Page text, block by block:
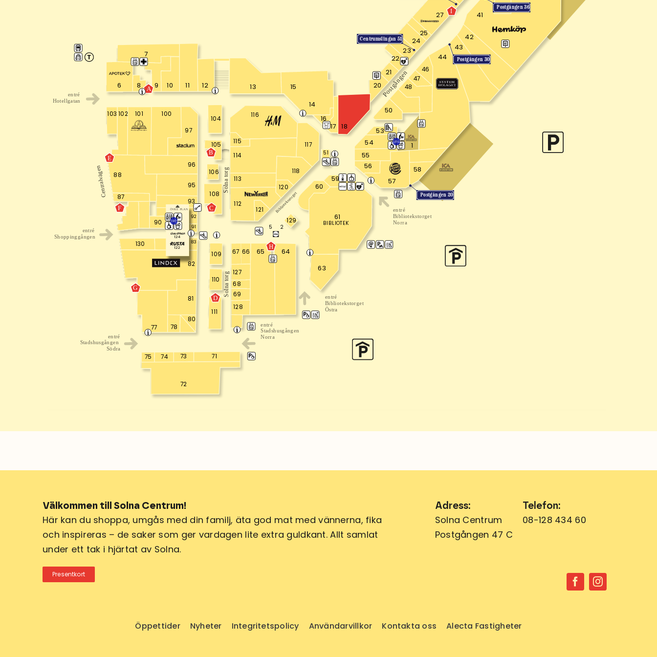
6
7
9 10 11 12 13
15
14
16
17 18
20
21
22
23
24
27 41
42
43
44
50
53
54
55
56
57
64
65
66
67
58
1
59
60
5 2
63
61
BIBLIOTEK
47
46
48
25
8
103 102 101 100
97
104
105
106
108
109
127
121
112
120
118
117
51
113
114
115
116
68
69
128
129
80
81
82
130 83
91
90
87
88
92
122
124
93
95
96
78
77
71
73
72
74
75
110
111
entré
Bibliotekstorget
Norra
entré
Stadshusgången
Norra
entré
Bibliotekstorget
Östra
entré
Stadshusgången
Södra
entré
Shoppinggången
entré
Hotellgatan
Postgången
Bibliotekstorget
Solna torg
Centralvägen
Solna torg
ÖVRE PLAN
Postgången 36
Postgången 30
Postgången 20
Centrumslingan 51
A
B
C
D
E
F
G
H
I
1000
1001
Välkommen till Solna Centrum!
Här kan du shoppa, umgås med din familj, äta god mat med vännerna, fika
och inspireras – de saker som ger vardagen lite extra guldkant. Allt samlat
under ett tak i hjärtat av Solna.
Presentkort
Adress:
Solna Centrum
Postgången 47 C
Telefon:
08-128 434 60
Öppettider Nyheter Integritetspolicy Användarvillkor Kontakta oss Alecta Fastigheter